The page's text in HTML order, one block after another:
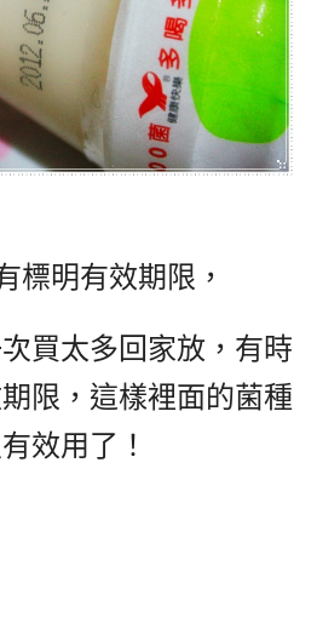
標明有效期限，
買太多回家放，有時
限，這樣裡面的菌種
效用了！